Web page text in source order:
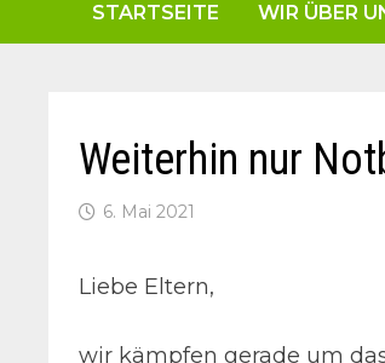
STARTSEITE WIR ÜBER
Weiterhin nur
6. Mai 2021
Liebe Eltern,
wir kämpfen gerade um